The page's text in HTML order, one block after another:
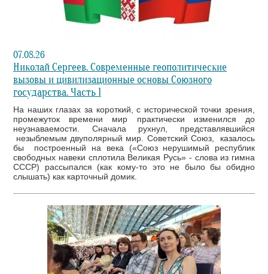
07.08.26
Николай Сергеев. Современные геополитические
вызовы и цивилизационные основы Союзного
государства. Часть 1
На наших глазах за короткий, с исторической точки зрения,
промежуток времени мир практически изменился до
неузнаваемости. Сначала рухнул, представлявшийся
незыблемым двуполярный мир. Советский Союз, казалось
бы построенный на века («Союз нерушимый республик
свободных навеки сплотила Великая Русь» - слова из гимна
СССР) рассыпался (как кому-то это не было бы обидно
слышать) как карточный домик.